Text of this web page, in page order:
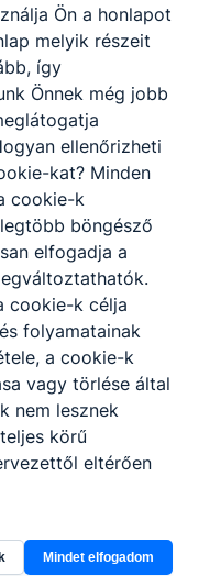
Ön a honlapot
melyik részeit
így
Önnek még jobb
ellenőrizheti
kat? Minden
cookie-k
böngésző
elfogadja a
cookie-k célja
folyamatainak
a cookie-k
vagy törlése által
nem lesznek
körű
eltérően
Mindet elfogadom